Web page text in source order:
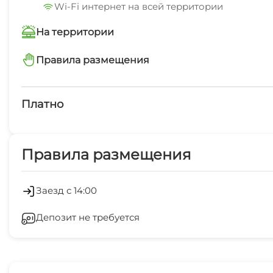
Wi-Fi интернет на всей территории
На территории
Интернет Wi-Fi
Бассейн под открытым небом
Правила размещения
запрещено курить в помещениях
Платно
Холодильник
Гладильные принадлежности
Прачечная
Правила размещения
Заезд с 14:00
Депозит не требуется